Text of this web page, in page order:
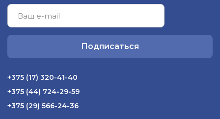
Подписаться
+375 (17) 320-41-40
+375 (44) 724-29-59
+375 (29) 566-24-36